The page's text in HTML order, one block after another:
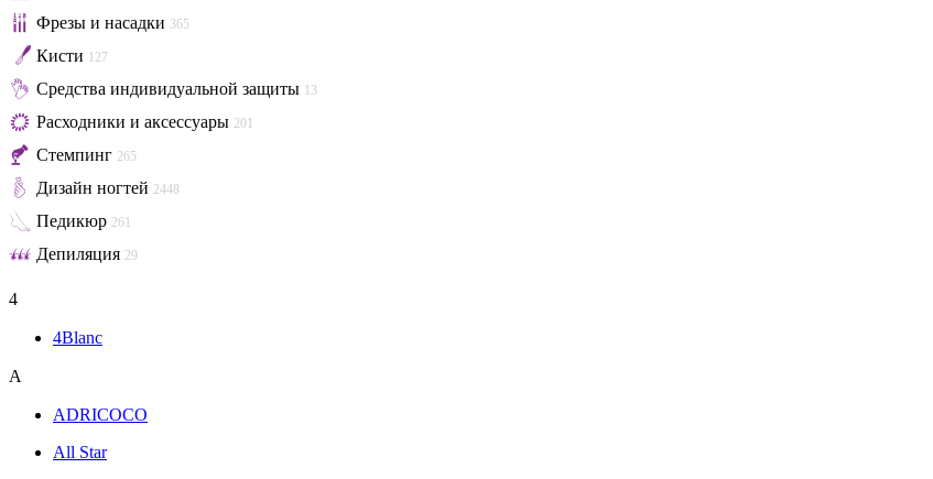
Фрезы и насадки 365
Кисти 127
Средства индивидуальной защиты 13
Расходники и аксессуары 201
Стемпинг 265
Дизайн ногтей 2448
Педикюр 261
Депиляция 29
4
4Blanc
A
ADRICOCO
All Star